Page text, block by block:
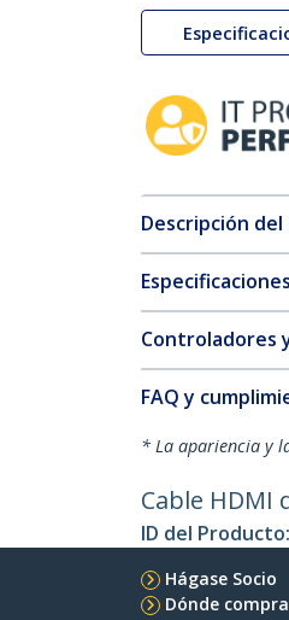
Descripción
Controladores
FAQ y
* La apariencia y
Cable HDMI
ID del Producto:
Hágase Socio
Dónde